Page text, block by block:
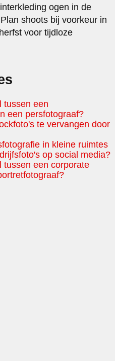
ogen in de
shoots bij voorkeur in
voor tijdloze
tussen een
een persfotograaf?
te vervangen door
in kleine ruimtes
op social media?
tussen een corporate